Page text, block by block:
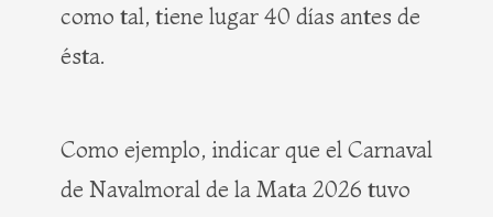
como tal, tiene lugar 40 días antes de
ésta.
Como ejemplo, indicar que el Carnaval
de Navalmoral de la Mata 2026 tuvo